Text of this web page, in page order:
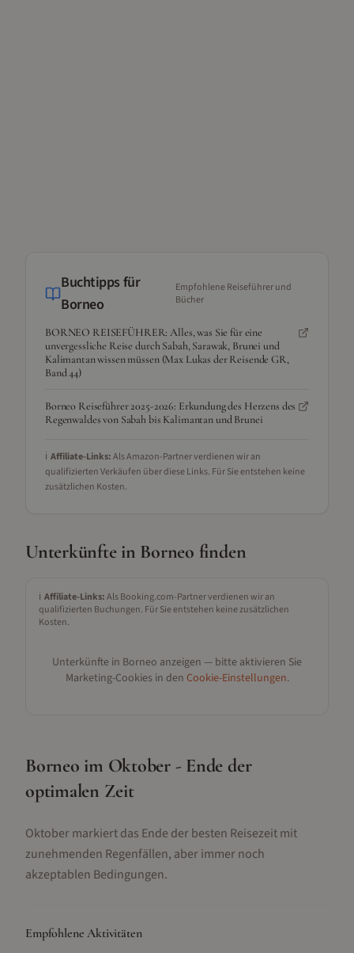
Buchtipps für
Borneo
Empfohlene Reiseführer und
Bücher
BORNEO REISEFÜHRER: Alles, was Sie für eine
unvergessliche Reise durch Sabah, Sarawak, Brunei und
Kalimantan wissen müssen (Max Lukas der Reisende GR,
Band 44)
Borneo Reiseführer 2025-2026: Erkundung des Herzens des
Regenwaldes von Sabah bis Kalimantan und Brunei
ℹ️ Affiliate-Links:Als Amazon-Partner verdienen wir an
qualifizierten Verkäufen über diese Links. Für Sie entstehen keine
zusätzlichen Kosten.
Unterkünfte in Borneo finden
ℹ️ Affiliate-Links:Als Booking.com-Partner verdienen wir an
qualifizierten Buchungen. Für Sie entstehen keine zusätzlichen
Kosten.
Unterkünfte in Borneo anzeigen — bitte aktivieren Sie
Marketing-Cookies in den Cookie-Einstellungen.
Borneo im Oktober - Ende der
optimalen Zeit
Oktober markiert das Ende der besten Reisezeit mit
zunehmenden Regenfällen, aber immer noch
akzeptablen Bedingungen.
Empfohlene Aktivitäten